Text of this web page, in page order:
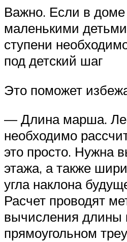
Важно. Если в
маленькими
ступени
под детский шаг
Это поможет
— Длина марша.
необходимо
это просто. Нужна
этажа, а также
угла наклона
Расчет проводят
вычисления длины
прямоугольном